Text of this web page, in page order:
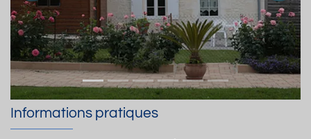
Informations pratiques